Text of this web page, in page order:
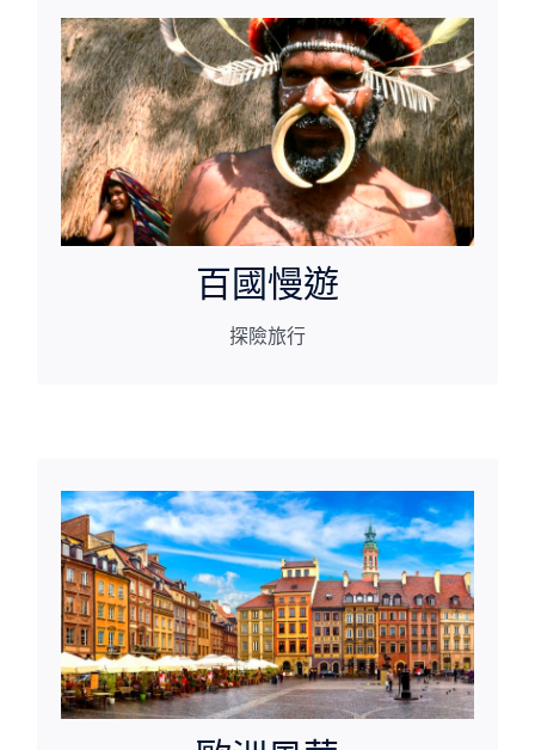
百國慢遊
探險旅行
前往您未知的領域
探險旅行
值得細細品味的旅行
享受旅行